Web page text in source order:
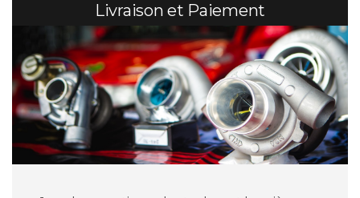
Livraison et Paiement